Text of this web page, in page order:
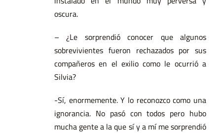
oscura.
– ¿Le sorprendió conocer que algunos
sobrevivientes fueron rechazados por sus
compañeros en el exilio como le ocurrió a
Silvia?
-Sí, enormemente. Y lo reconozco como una
ignorancia. No pasó con todos pero hubo
mucha gente a la que sí y a mí me sorprendió